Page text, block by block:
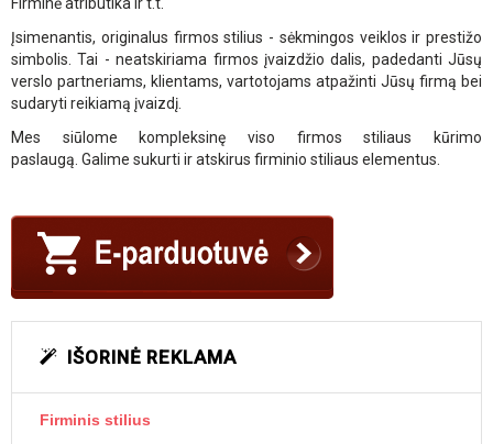
Įsimenantis, originalus firmos stilius - sėkmingos veiklos ir prestižo
simbolis. Tai - neatskiriama firmos įvaizdžio dalis, padedanti Jūsų
verslo partneriams, klientams, vartotojams atpažinti Jūsų firmą bei
sudaryti reikiamą įvaizdį.
Mes siūlome kompleksinę viso firmos stiliaus kūrimo
paslaugą. Galime sukurti ir atskirus firminio stiliaus elementus.
IŠORINĖ REKLAMA
Firminis stilius